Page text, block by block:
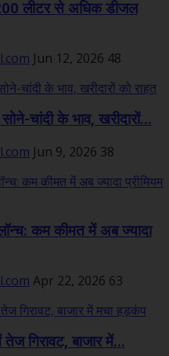
लीटर से अधिक डीजल
Jun 12, 2026 48
चांदी के भाव, खरीदारों...
Jun 9, 2026 38
कम कीमत में अब ज्यादा
Apr 22, 2026 63
गिरावट, बाजार में...